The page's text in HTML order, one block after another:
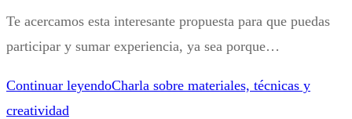
Te acercamos esta interesante propuesta para que puedas
participar y sumar experiencia, ya sea porque…
Continuar leyendoCharla sobre materiales, técnicas y
creatividad